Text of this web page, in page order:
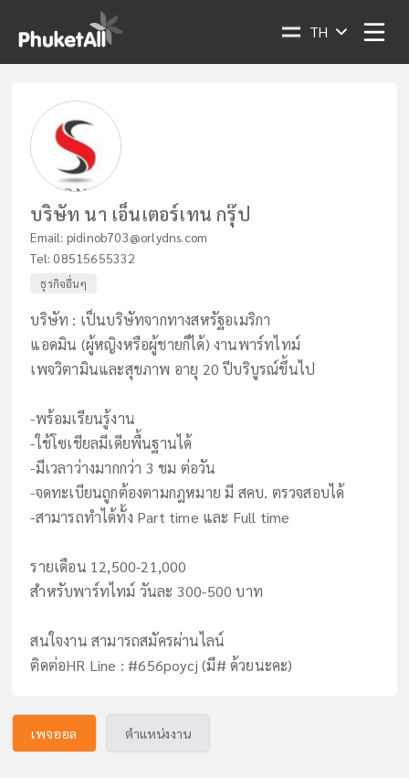
TH
บริษัท นา เอ็นเตอร์เทน กรุ๊ป
Email: pidinob703@orlydns.com
Tel:08515655332
ธุรกิจอื่นๆ
บริษัท : เป็นบริษัทจากทางสหรัฐอเมริกา
แอดมิน (ผู้หญิงหรือผู้ชายก็ได้) งานพาร์ทไทม์
เพจวิตามินและสุขภาพ อายุ​ 20​ ปีบริบูรณ์ขึ้นไป
-พร้อมเรียนรู้งาน
-ใช้โซเชียลมีเดียพื้นฐานได้
-มีเวลาว่างมากกว่า 3 ชม ต่อวัน
-จดทะเบียนถูกต้องตามกฎหมาย มี สคบ. ตรวจสอบได้
-สามารถทำได้ทั้ง Part time และ Full time
รายเดือน 12,500-21,000
สำหรับพาร์ทไทม์ วันละ 300-500 บาท
สนใจงาน สามารถสมัครผ่านไลน์
ติดต่อHR Line : #656poycj (มี# ด้วยนะคะ)
เพจออล ตำแหน่งงาน